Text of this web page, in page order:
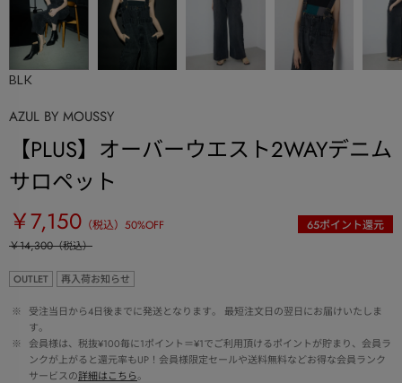
BLK
AZUL BY MOUSSY
【PLUS】オーバーウエスト2WAYデニム
サロペット
￥7,150 （税込） 50%OFF 65ポイント還元
￥14,300（税込）
OUTLET 再入荷お知らせ
※
受注当日から4日後までに発送となります。 最短注文日の翌日にお届けいたしま
す。
※
会員様は、税抜¥100毎に1ポイント＝¥1でご利用頂けるポイントが貯まり、会員ラ
ンクが上がると還元率もUP！会員様限定セールや送料無料などお得な会員ランク
サービスの詳細はこちら。